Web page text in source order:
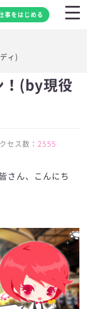
事をはじめる
ィ)
！(by現役
セス数：2555
さん、こんにち